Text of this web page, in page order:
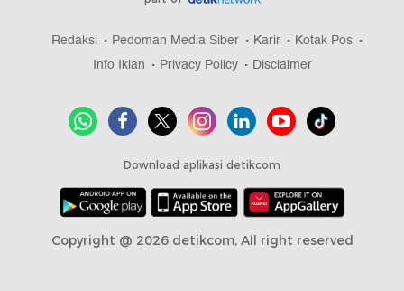
Redaksi Pedoman Media Siber Karir
Kotak Pos
Info Iklan
Privacy Policy Disclaimer
Download aplikasi detikcom
Copyright @ 2026 detikcom, All right reserved